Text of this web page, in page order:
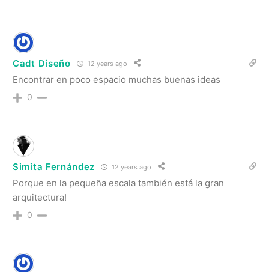
Cadt Diseño 12 years ago
Encontrar en poco espacio muchas buenas ideas
0
Simita Fernández 12 years ago
Porque en la pequeña escala también está la gran
arquitectura!
0